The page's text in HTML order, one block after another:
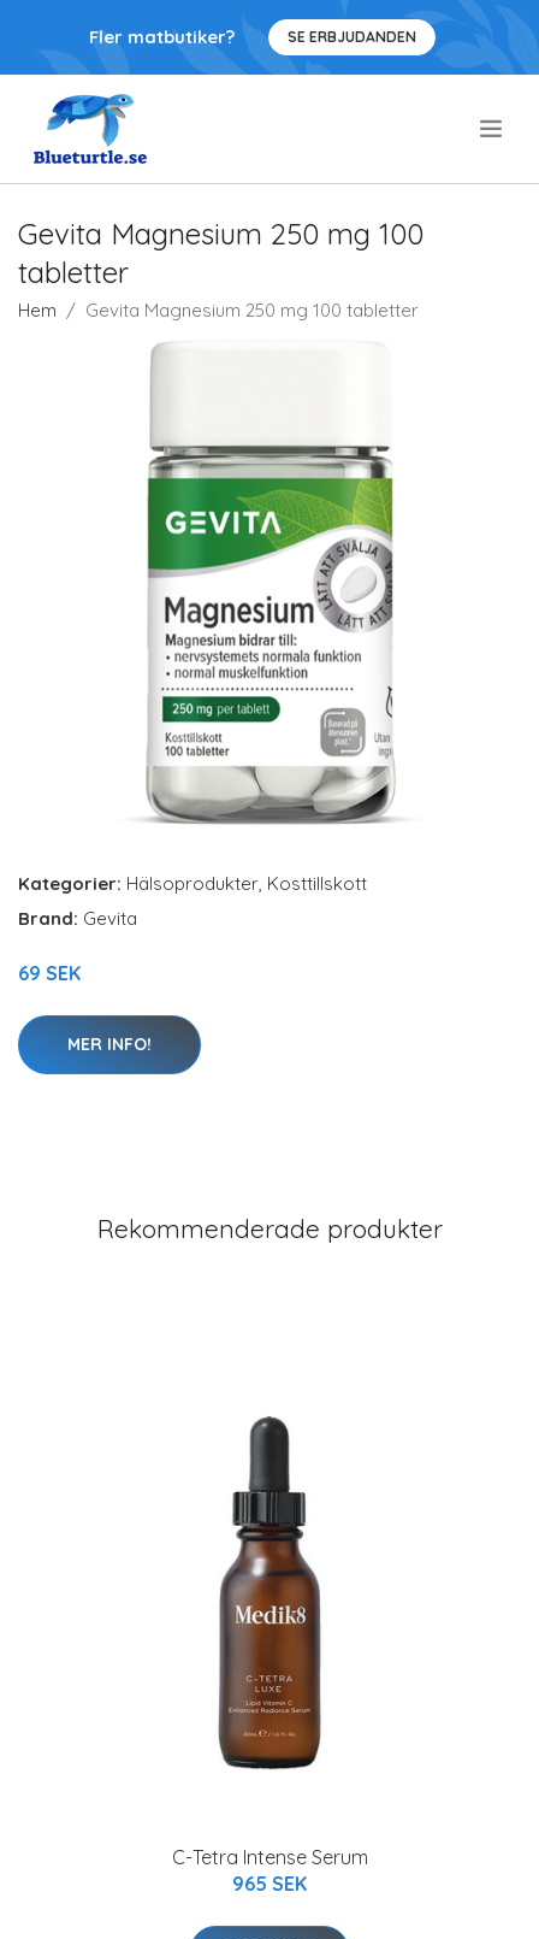
Fler matbutiker? SE ERBJUDANDEN
Gevita Magnesium 250 mg 100
tabletter
Hem Gevita Magnesium 250 mg 100 tabletter
Kategorier: Hälsoprodukter, Kosttillskott
Brand: Gevita
69 SEK
MER INFO!
Rekommenderade produkter
C-Tetra Intense Serum
965 SEK